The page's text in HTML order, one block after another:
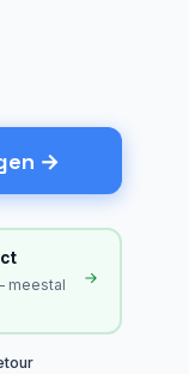
meestal